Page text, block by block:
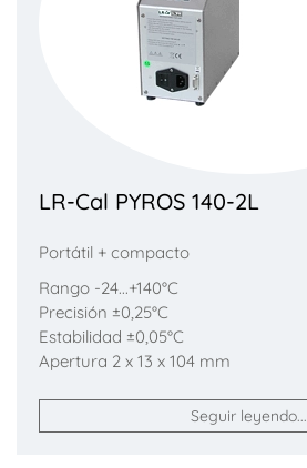
LR-Cal PYROS 140-2L
Portátil + compacto
Rango -24...+140°C
Precisión ±0,25°C
Estabilidad ±0,05°C
Apertura 2 x 13 x 104 mm
Seguir leyendo...